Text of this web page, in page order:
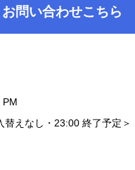
お問い合わせこちら
PM
替えなし・23:00 終了予定